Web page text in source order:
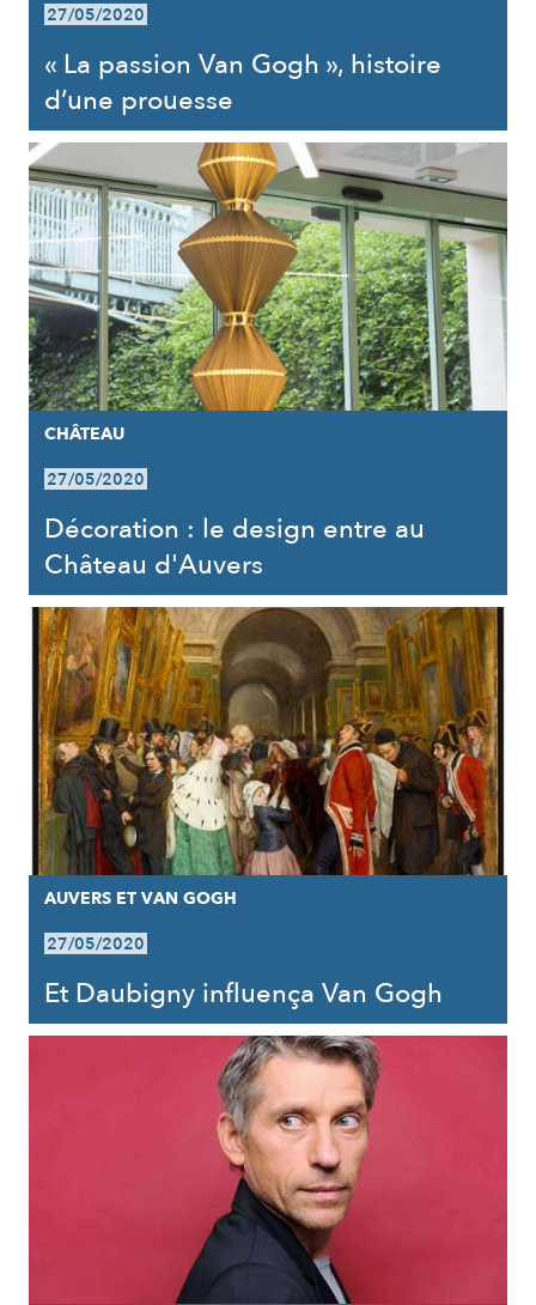
27/05/2020
« La passion Van Gogh », histoire
d’une prouesse
CHÂTEAU
27/05/2020
Décoration : le design entre au
Château d'Auvers
AUVERS ET VAN GOGH
27/05/2020
Et Daubigny influença Van Gogh